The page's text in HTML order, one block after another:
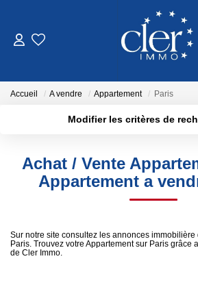
Estimation
Accueil A vendre Appartement Paris
Modifier les critères de
Sélectionnez...
Type de bien
Surface
Créer une alerte
Achat / Vente
Appartement a
Sur notre site consultez les annonces immobilière
Paris. Trouvez votre Appartement sur Paris grâce
de Cler Immo.